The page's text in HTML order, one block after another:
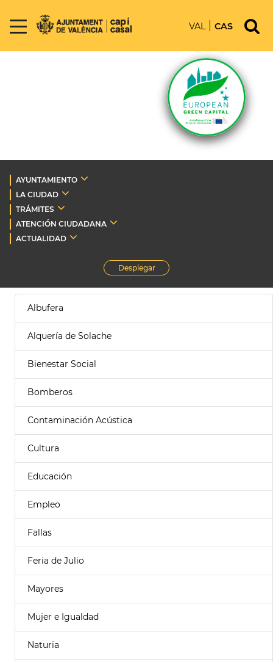
VAL CAS
AYUNTAMIENTO
LA CIUDAD
TRÁMITES
ATENCIÓN CIUDADANA
ACTUALIDAD
Desplegar
Albufera
Alquería de Solache
Bienestar Social
Bomberos
Contaminación Acústica
Cultura
Educación
Empleo
Fallas
Feria de Julio
Mayores
Mujer e Igualdad
Naturia